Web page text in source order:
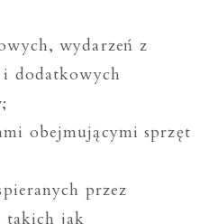
wydarzeń z
i dodatkowych
obejmującymi sprzęt
przez
takich jak